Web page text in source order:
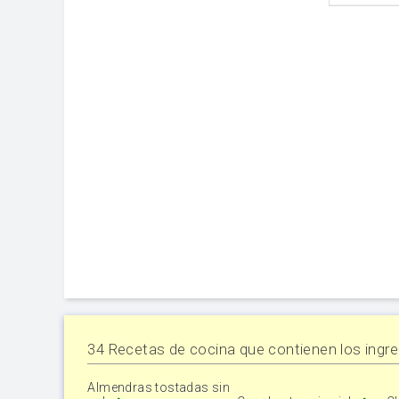
34 Recetas de cocina que contienen los
Almendras tostadas sin